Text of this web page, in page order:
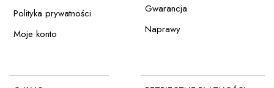
Polityka prywatności
Moje konto
Gwarancja
Naprawy